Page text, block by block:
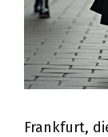
Frankfurt,